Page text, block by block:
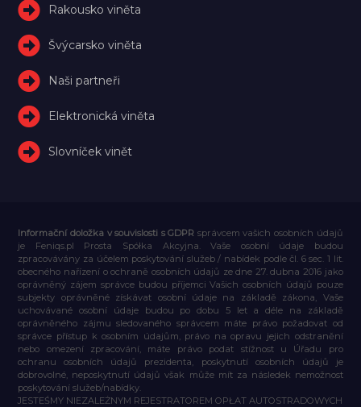
Rakousko viněta
Švýcarsko viněta
Naši partneři
Elektronická viněta
Slovníček vinět
Informační doložka v souvislosti s GDPR správcem vašich osobních údajů
je Feniqs.pl Prosta Spółka Akcyjna. Vaše osobní údaje budou
zpracovávány za účelem poskytování služeb / nabídek podle čl. 6 sec. 1 lit.
obecného nařízení o ochraně osobních údajů ze dne 27. dubna 2016 jako
oprávněný zájem správce budou příjemci Vašich osobních údajů pouze
subjekty oprávněné získávat osobní údaje na základě zákona, Vaše
uchovávané osobní údaje budou po dobu 5 let a déle na základě
oprávněného zájmu sledovaného správcem máte právo požadovat od
správce přístup k osobním údajům, právo na opravu jejich odstranění
nebo omezení zpracování, máte právo podat stížnost u Úřadu pro
ochranu osobních údajů prezidenta, poskytnutí osobních údajů je
dobrovolné, neposkytnutí údajů však může mít za následek nemožnost
poskytování služeb/nabídky.
JESTEŚMY NIEZALEŻNYM REJESTRATOREM OPŁAT AUTOSTRADOWYCH